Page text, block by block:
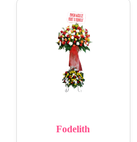
Fodelith